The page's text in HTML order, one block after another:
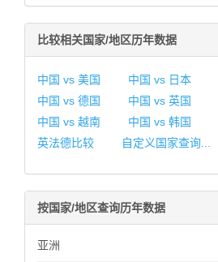
比较相关国家/地区历年数据
中国 vs 美国 中国 vs 日本
中国 vs 德国
中国 vs 英国
中国 vs 越南
中国 vs 韩国
英法德比较
自定义国家查询...
按国家/地区查询历年数据
亚洲